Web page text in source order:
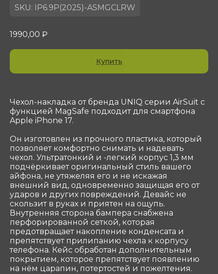
SKU: IP6.9P(2025)-ASMGCLRW
1990,00 ₽
Купить
Чехол-накладка от бренда UNIQ серии AirSuit с
функцией MagSafe подходит для смартфона
Apple iPhone 17.
Он изготовлен из прочного пластика, который
позволяет комфортно снимать и надевать
чехол. Ультратонкий и -легкий корпус 1,3 мм
подчёркивает оригинальный стиль вашего
айфона, не утяжеляя его и не искажая
внешний вид, одновременно защищая его от
ударов и других повреждений. Девайс не
скользит в руках и приятен на ощупь.
Внутренняя сторона бампера снабжена
перфорированной сеткой, которая
предотвращает накопление конденсата и
препятствует прилипанию чехла к корпусу
телефона. Кейс обработан дополнительным
покрытием, которое препятствует появлению
на нём царапин, потертостей и пожелтения.
ООО «Coтеком» Copyright © 2025 All Rights
Reserved
shop@sotekom.com
Юр. адрес: 119415, Г.Москва, ПР-КТ
ВЕРНАДСКОГО, Д. 39, ЭТ 4 ПОМ I КОМ 37, 38
ОГРН 1047796297768
ИНН 7716506908
КПП 772901001
Служба поддержки
Связаться